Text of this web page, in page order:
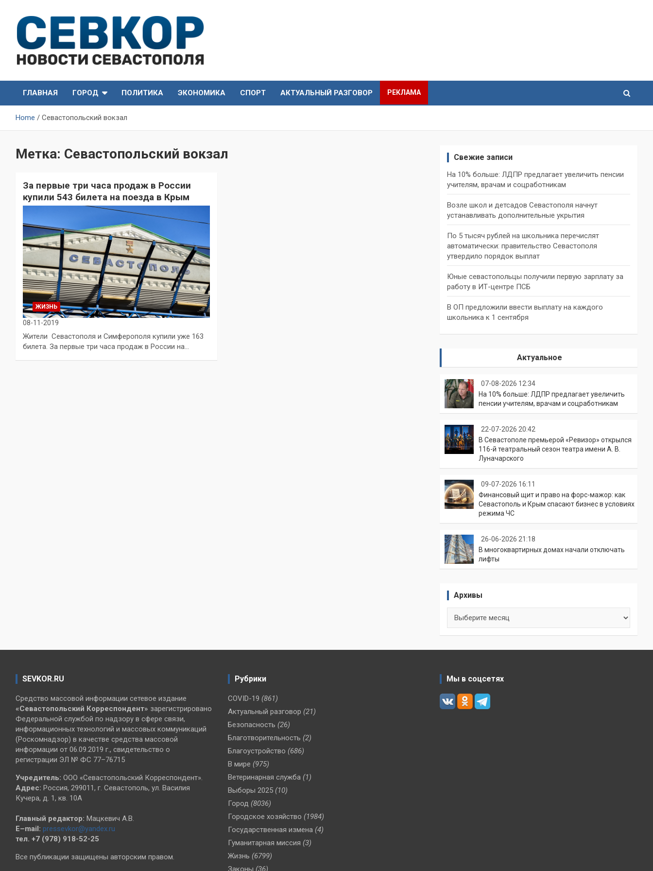
content
СевКор — Новости
Севастополя
Севастополя
ГЛАВНАЯ
ГОРОД ПОЛИТИКА ЭКОНОМИКА СПОРТ АКТУАЛЬНЫЙ РАЗГОВОР РЕКЛАМА
Home Севастопольский вокзал
Метка: Севастопольский вокзал
За первые три часа продаж в России
купили 543 билета на поезда в Крым
ЖИЗНЬ
08-11-2019
Жители Севастополя и Симферополя купили уже 163
билета. За первые три часа продаж в России на…
Свежие записи
На 10% больше: ЛДПР предлагает увеличить пенсии
учителям, врачам и соцработникам
Возле школ и детсадов Севастополя начнут
устанавливать дополнительные укрытия
По 5 тысяч рублей на школьника перечислят
автоматически: правительство Севастополя
утвердило порядок выплат
Юные севастопольцы получили первую зарплату за
работу в ИТ-центре ПСБ
В ОП предложили ввести выплату на каждого
школьника к 1 сентября
Актуальное
07-08-2026 12:34
На 10% больше: ЛДПР предлагает увеличить
пенсии учителям, врачам и соцработникам
22-07-2026 20:42
В Севастополе премьерой «Ревизор» открылся
116-й театральный сезон театра имени А. В.
Луначарского
09-07-2026 16:11
Финансовый щит и право на форс-мажор: как
Севастополь и Крым спасают бизнес в условиях
режима ЧС
26-06-2026 21:18
В многоквартирных домах начали отключать
лифты
Архивы
SEVKOR.RU
Средство массовой информации сетевое издание
«Севастопольский Корреспондент» зарегистрировано
Федеральной службой по надзору в сфере связи,
информационных технологий и массовых коммуникаций
(Роскомнадзор) в качестве средства массовой
информации от 06.09.2019 г., свидетельство о
регистрации ЭЛ № ФС 77–76715
Учредитель: ООО «Севастопольский Корреспондент».
Адрес: Россия, 299011, г. Севастополь, ул. Василия
Кучера, д. 1, кв. 10А
Главный редактор: Мацкевич А.В.
E–mail: pressevkor@yandex.ru
тел. +7 (978) 918-52-25
Все публикации защищены авторским правом.
Рубрики
COVID-19 (861)
Актуальный разговор (21)
Безопасность (26)
Благотворительность (2)
Благоустройство (686)
В мире (975)
Ветеринарная служба (1)
Выборы 2025 (10)
Город (8036)
Городское хозяйство (1984)
Государственная измена (4)
Гуманитарная миссия (3)
Жизнь (6799)
Законы (36)
Мы в соцсетях